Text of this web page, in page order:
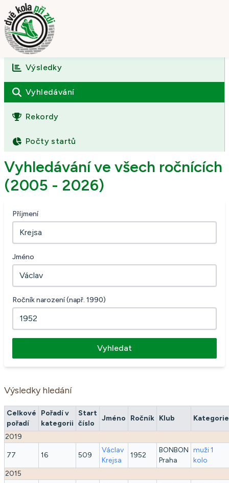
Úvod
O závodě
Výsledky
Fotogalerie
Kontakt
Výsledky
Vyhledávání
Rekordy
Počty startů
Vyhledávání ve všech ročnících
(2005 - 2026)
Příjmení
Jméno
Ročník narození (např. 1990)
Vyhledat
Výsledky hledání
Celkové
pořadí
Pořadí v
kategorii
Start
číslo
Jméno Ročník Klub Kategorie
2019
77 16 509
Václav
Krejsa
1952
BONBON
Praha
muži 1
kolo
2015